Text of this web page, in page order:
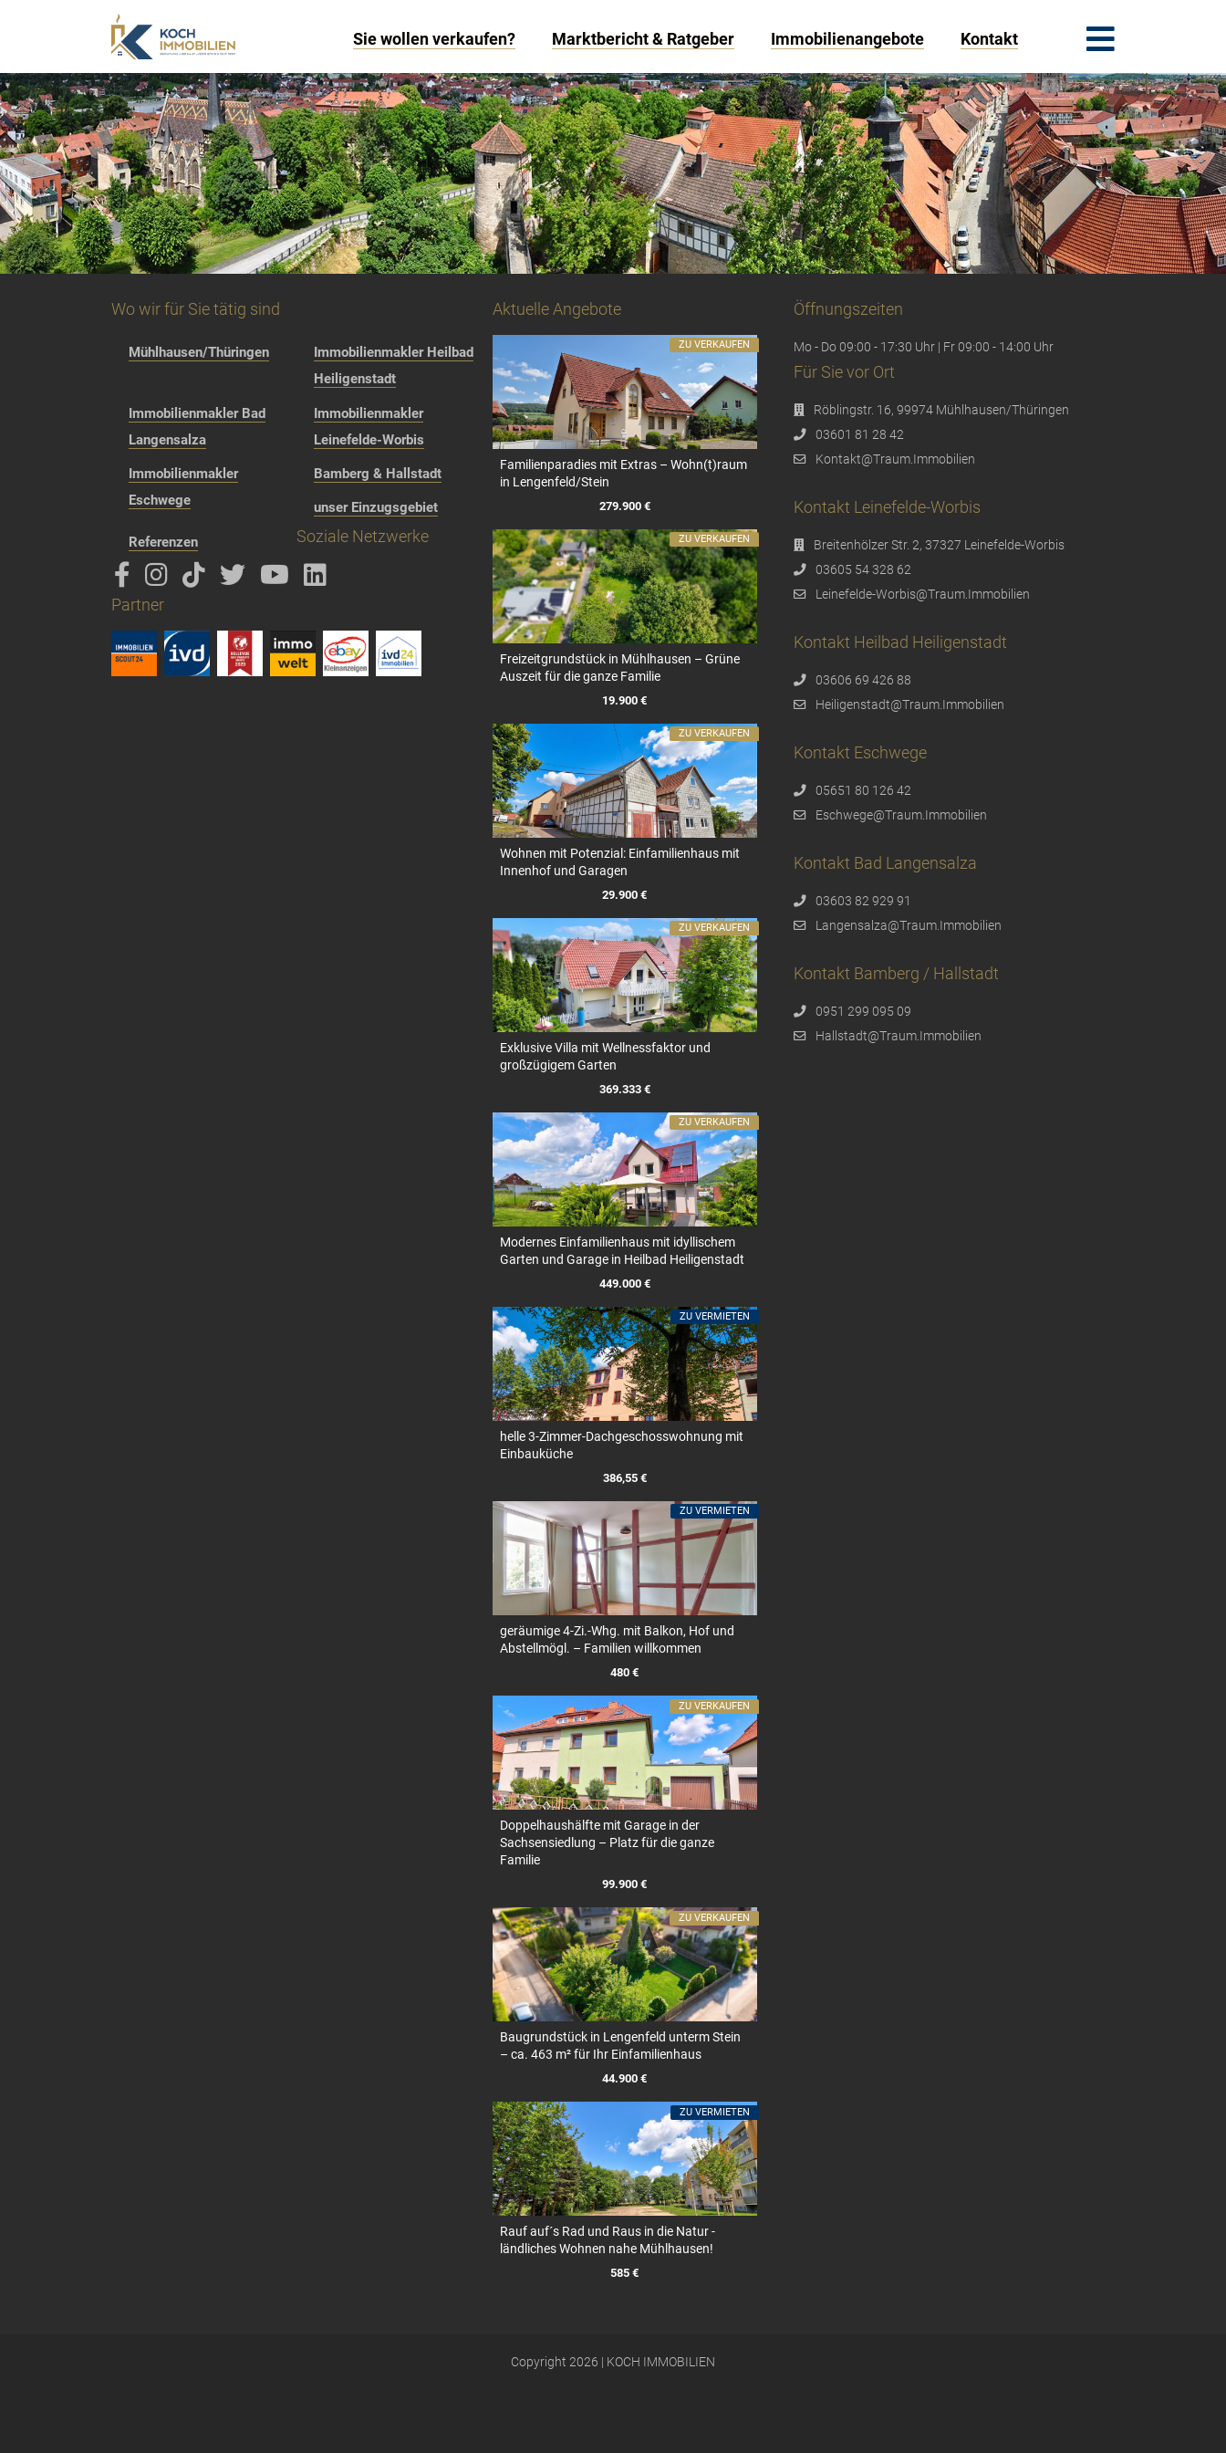
Sie wollen verkaufen? Marktbericht & Ratgeber Immobilienangebote Kontakt
Wo wir für Sie tätig sind
Mühlhausen/Thüringen
Immobilienmakler Heilbad
Heiligenstadt
Immobilienmakler Bad
Langensalza
Immobilienmakler
Leinefelde-Worbis
Immobilienmakler
Eschwege
Bamberg & Hallstadt
unser Einzugsgebiet
Referenzen Soziale Netzwerke
Partner
Aktuelle Angebote
Familienparadies mit Extras – Wohn(t)raum
in Lengenfeld/Stein
279.900 €
ZU VERKAUFEN
Freizeitgrundstück in Mühlhausen – Grüne
Auszeit für die ganze Familie
19.900 €
ZU VERKAUFEN
Wohnen mit Potenzial: Einfamilienhaus mit
Innenhof und Garagen
29.900 €
ZU VERKAUFEN
Exklusive Villa mit Wellnessfaktor und
großzügigem Garten
369.333 €
ZU VERKAUFEN
Modernes Einfamilienhaus mit idyllischem
Garten und Garage in Heilbad Heiligenstadt
449.000 €
ZU VERKAUFEN
helle 3-Zimmer-Dachgeschosswohnung mit
Einbauküche
386,55 €
ZU VERMIETEN
geräumige 4-Zi.-Whg. mit Balkon, Hof und
Abstellmögl. – Familien willkommen
480 €
ZU VERMIETEN
Doppelhaushälfte mit Garage in der
Sachsensiedlung – Platz für die ganze
Familie
99.900 €
ZU VERKAUFEN
Baugrundstück in Lengenfeld unterm Stein
– ca. 463 m² für Ihr Einfamilienhaus
44.900 €
ZU VERKAUFEN
Rauf auf´s Rad und Raus in die Natur -
ländliches Wohnen nahe Mühlhausen!
585 €
ZU VERMIETEN
Öffnungszeiten
Mo - Do 09:00 - 17:30 Uhr | Fr 09:00 - 14:00 Uhr
Für Sie vor Ort
Röblingstr. 16, 99974 Mühlhausen/Thüringen
03601 81 28 42
Kontakt@Traum.Immobilien
Kontakt Leinefelde-Worbis
Breitenhölzer Str. 2, 37327 Leinefelde-Worbis
03605 54 328 62
Leinefelde-Worbis@Traum.Immobilien
Kontakt Heilbad Heiligenstadt
03606 69 426 88
Heiligenstadt@Traum.Immobilien
Kontakt Eschwege
05651 80 126 42
Eschwege@Traum.Immobilien
Kontakt Bad Langensalza
03603 82 929 91
Langensalza@Traum.Immobilien
Kontakt Bamberg / Hallstadt
0951 299 095 09
Hallstadt@Traum.Immobilien
Copyright 2026 | KOCH IMMOBILIEN